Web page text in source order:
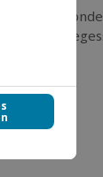
oder
was du